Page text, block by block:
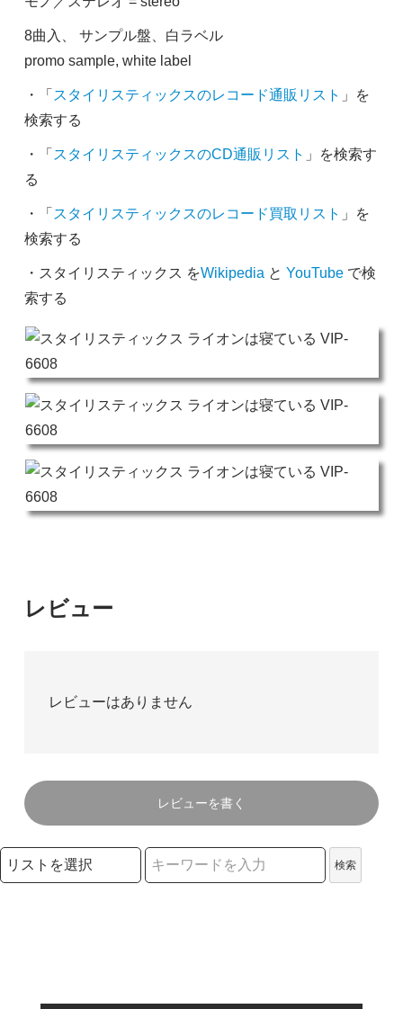
8曲入、 サンプル盤、白ラベル
promo sample, white label
・「 スタイリスティックスのレコード通販リスト 」を
検索する
・「 スタイリスティックスのCD通販リスト 」を検索す
る
・「 スタイリスティックスのレコード買取リスト 」を
検索する
・スタイリスティックス をWikipedia と YouTubeで検
索する
レビュー
レビューはありません
レビューを書く
検索リストの選択
検索